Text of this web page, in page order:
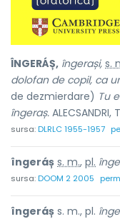
ÎNGERÁȘ, îngerași, s.
dolofan de copil, ca
de dezmierdare) Tu
îngeraș. ALECSANDRI,
sursa:DLRLC 1955-1957
îngeráș s. m., pl.
sursa:DOOM 2 2005
îngeráș s. m., pl.